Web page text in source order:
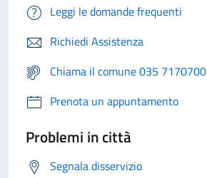
Leggi le domande frequenti
Richiedi Assistenza
Chiama il comune 035 7170700
Prenota un appuntamento
Problemi in città
Segnala disservizio